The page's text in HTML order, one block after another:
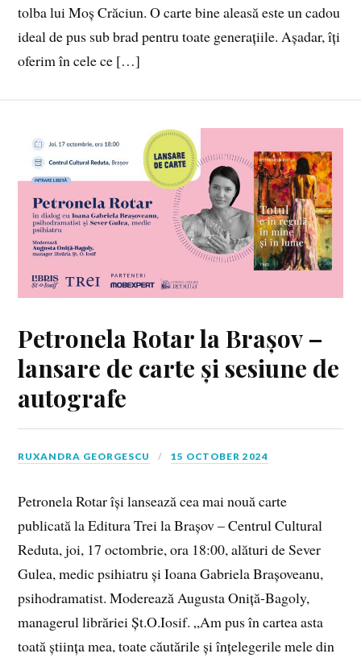
tolba lui Moș Crăciun. O carte bine aleasă este un cadou
ideal de pus sub brad pentru toate generațiile. Așadar, îți
oferim în cele ce […]
Petronela Rotar la Brașov –
lansare de carte și sesiune de
autografe
RUXANDRA GEORGESCU 15 OCTOBER 2024
Petronela Rotar își lansează cea mai nouă carte
publicată la Editura Trei la Brașov – Centrul Cultural
Reduta, joi, 17 octombrie, ora 18:00, alături de Sever
Gulea, medic psihiatru și Ioana Gabriela Brașoveanu,
psihodramatist. Moderează Augusta Oniță-Bagoly,
managerul librăriei Șt.O.Iosif. „Am pus în cartea asta
toată știința mea, toate căutările și înțelegerile mele din